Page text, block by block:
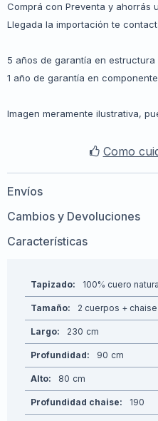
Comprá con Preventa y ahorrás
Llegada la importación te
5 años de garantía en estructura
1 año de garantía en
Imagen meramente ilustrativa,
Como
Envíos
Cambios y Devoluciones
Características
Tapizado 100% cuero
Tamaño 2 cuerpos + chaise
Largo 230
Profundidad 90
Alto 80
Profundidad chaise 190